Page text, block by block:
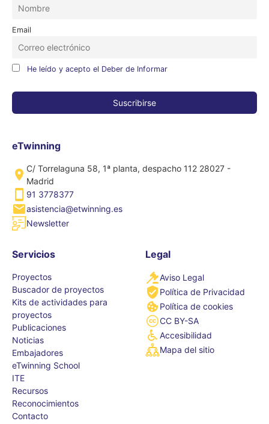
Email
He leído y acepto el Deber de Informar
eTwinning
C/ Torrelaguna 58, 1ª planta, despacho 112 28027 -
Madrid
91 3778377
asistencia@etwinning.es
Newsletter
Servicios
Proyectos
Buscador de proyectos
Kits de actividades para
proyectos
Publicaciones
Noticias
Embajadores
eTwinning School
ITE
Recursos
Reconocimientos
Contacto
Legal
Aviso Legal
Política de Privacidad
Política de cookies
CC BY-SA
Accesibilidad
Mapa del sitio